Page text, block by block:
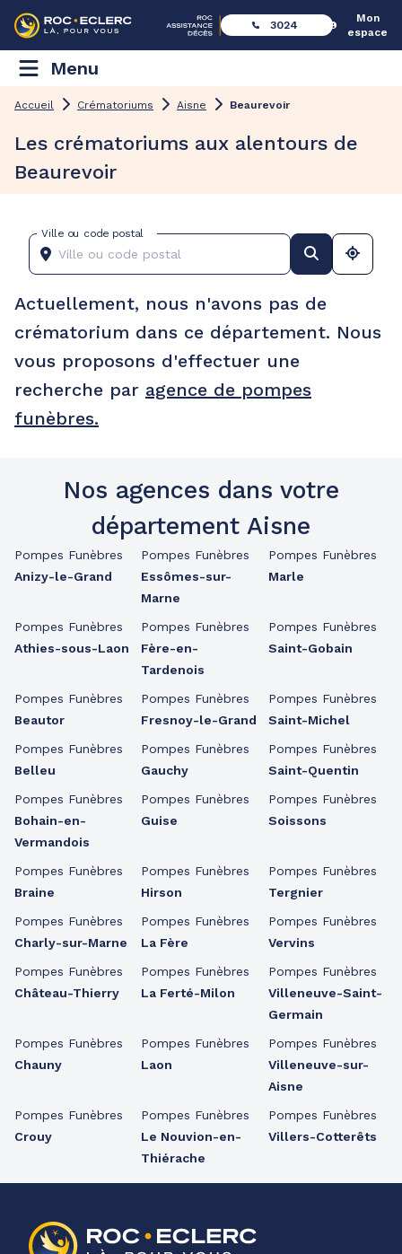
3024
Mon
espace
Menu
Accueil Crématoriums Aisne Beaurevoir
Les crématoriums aux alentours de
Beaurevoir
Ville ou code postal
Actuellement, nous n'avons pas de
crématorium dans ce département. Nous
vous proposons d'effectuer une
recherche par agence de pompes
funèbres.
Nos agences dans votre
département Aisne
Pompes Funèbres
Anizy-le-Grand
Pompes Funèbres
Athies-sous-Laon
Pompes Funèbres
Beautor
Pompes Funèbres
Belleu
Pompes Funèbres
Bohain-en-
Vermandois
Pompes Funèbres
Braine
Pompes Funèbres
Charly-sur-Marne
Pompes Funèbres
Château-Thierry
Pompes Funèbres
Chauny
Pompes Funèbres
Crouy
Pompes Funèbres
Essômes-sur-
Marne
Pompes Funèbres
Fère-en-
Tardenois
Pompes Funèbres
Fresnoy-le-Grand
Pompes Funèbres
Gauchy
Pompes Funèbres
Guise
Pompes Funèbres
Hirson
Pompes Funèbres
La Fère
Pompes Funèbres
La Ferté-Milon
Pompes Funèbres
Laon
Pompes Funèbres
Le Nouvion-en-
Thiérache
Pompes Funèbres
Marle
Pompes Funèbres
Saint-Gobain
Pompes Funèbres
Saint-Michel
Pompes Funèbres
Saint-Quentin
Pompes Funèbres
Soissons
Pompes Funèbres
Tergnier
Pompes Funèbres
Vervins
Pompes Funèbres
Villeneuve-Saint-
Germain
Pompes Funèbres
Villeneuve-sur-
Aisne
Pompes Funèbres
Villers-Cotterêts